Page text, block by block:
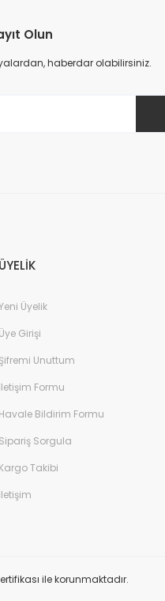
Olun
haberdar olabilirsiniz.
ÜYELİK
Üyelik
Üye Girişi
Şifremi Unuttum
İletişim Formu
Havale Bildirim Formu
Sipariş Sorgula
Kargo Takibi
İletişim
ile korunmaktadır.